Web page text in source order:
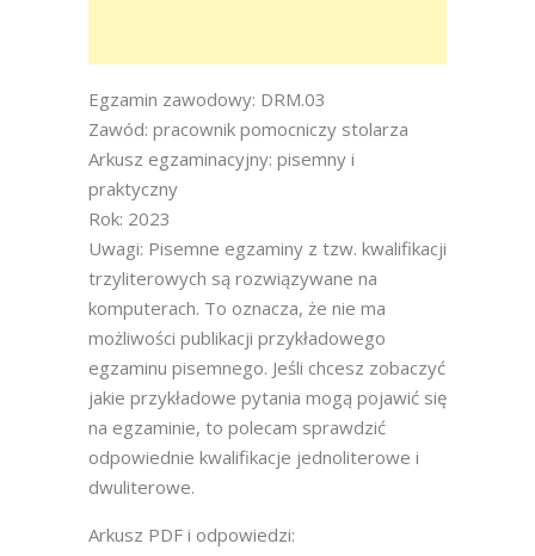
Egzamin zawodowy: DRM.03
Zawód: pracownik pomocniczy stolarza
Arkusz egzaminacyjny: pisemny i
praktyczny
Rok: 2023
Uwagi: Pisemne egzaminy z tzw. kwalifikacji
trzyliterowych są rozwiązywane na
komputerach. To oznacza, że nie ma
możliwości publikacji przykładowego
egzaminu pisemnego. Jeśli chcesz zobaczyć
jakie przykładowe pytania mogą pojawić się
na egzaminie, to polecam sprawdzić
odpowiednie kwalifikacje jednoliterowe i
dwuliterowe.
Arkusz PDF i odpowiedzi: